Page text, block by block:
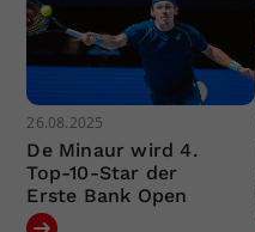
26.08.2025
De Minaur wird 4.
Top-10-Star der
Erste Bank Open